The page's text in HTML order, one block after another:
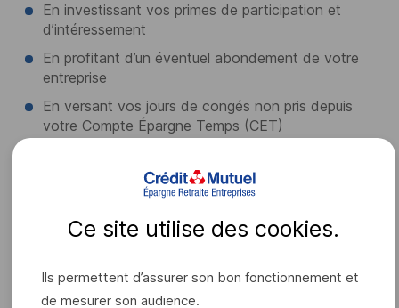
En investissant vos primes de participation et
d’intéressement
En profitant d’un éventuel abondement de votre
entreprise
En versant vos jours de congés non pris depuis
votre Compte Épargne Temps (CET)
déductibles de vos revenus imposables sur votre
En réalisant des versements volontaires sur votre
PEROCe site utilise des cookies.
Ils permettent d’assurer son bon fonctionnement et
de mesurer son audience.